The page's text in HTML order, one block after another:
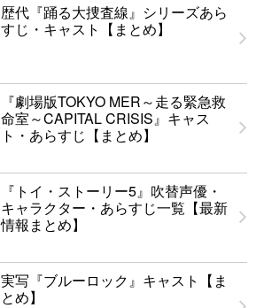
歴代『踊る大捜査線』シリーズあら
すじ・キャスト【まとめ】
『劇場版TOKYO MER～走る緊急救
命室～CAPITAL CRISIS』キャス
ト・あらすじ【まとめ】
『トイ・ストーリー5』吹替声優・
キャラクター・あらすじ一覧【最新
情報まとめ】
実写『ブルーロック』キャスト【ま
とめ】